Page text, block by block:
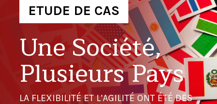
ETUDE DE CAS
Une Société,
Plusieurs Pays
LA FLEXIBILITÉ ET L’AGILITÉ ONT ÉTÉ DES